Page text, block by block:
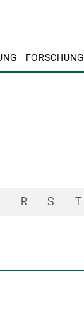
FORSCHUNG
R S T